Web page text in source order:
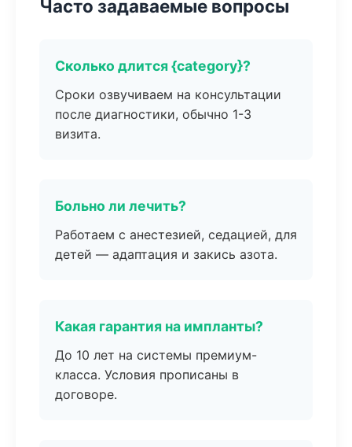
Часто задаваемые вопросы
Сколько длится {category}?
Сроки озвучиваем на консультации
после диагностики, обычно 1-3
визита.
Больно ли лечить?
Работаем с анестезией, седацией, для
детей — адаптация и закись азота.
Какая гарантия на импланты?
До 10 лет на системы премиум-
класса. Условия прописаны в
договоре.